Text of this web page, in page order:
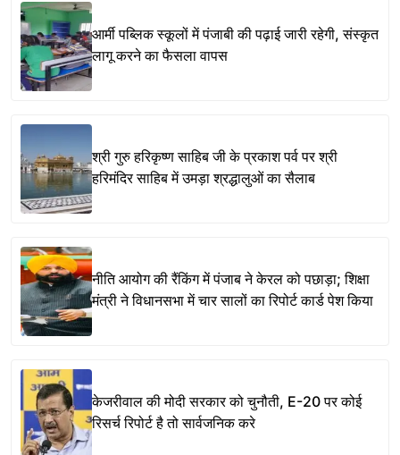
आर्मी पब्लिक स्कूलों में पंजाबी की पढ़ाई जारी रहेगी, संस्कृत
लागू करने का फैसला वापस
श्री गुरु हरिकृष्ण साहिब जी के प्रकाश पर्व पर श्री
हरिमंदिर साहिब में उमड़ा श्रद्धालुओं का सैलाब
नीति आयोग की रैंकिंग में पंजाब ने केरल को पछाड़ा; शिक्षा
मंत्री ने विधानसभा में चार सालों का रिपोर्ट कार्ड पेश किया
केजरीवाल की मोदी सरकार को चुनौती, E-20 पर कोई
रिसर्च रिपोर्ट है तो सार्वजनिक करे